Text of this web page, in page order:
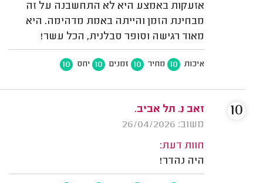
אזעקות באמצע היא לא התחשבנה על זה
מבחינת הזמן והייתה באמת מדהימה. היא
מאוד רגישה וסופר סבלנית, הכל עשר!
איכות 10 מחיר 10 זמנים 10 יחס 10
זאב נ. תל אביב.
משוב: 26/04/2026
חוות דעת:
היה נהדר!
10